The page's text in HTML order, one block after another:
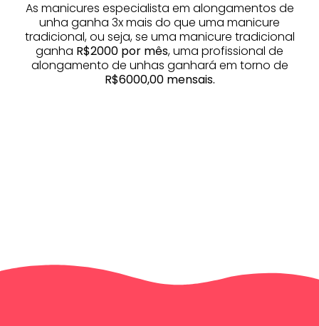
As manicures especialista em alongamentos de
unha ganha 3x mais do que uma manicure
tradicional, ou seja, se uma manicure tradicional
ganha R$2000 por mês, uma profissional de
alongamento de unhas ganhará em torno de
R$6000,00 mensais.